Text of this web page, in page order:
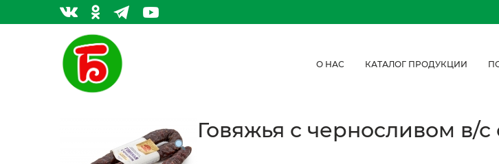
О НАС КАТАЛОГ ПРОДУКЦИИ
Говяжья с черносливом в/с